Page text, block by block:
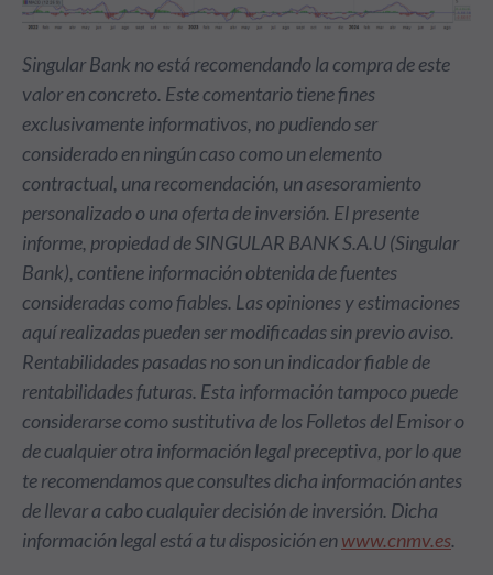
Singular Bank no está recomendando la compra de este
valor en concreto. Este comentario tiene fines
exclusivamente informativos, no pudiendo ser
considerado en ningún caso como un elemento
contractual, una recomendación, un asesoramiento
personalizado o una oferta de inversión. El presente
informe, propiedad de SINGULAR BANK S.A.U (Singular
Bank), contiene información obtenida de fuentes
consideradas como fiables. Las opiniones y estimaciones
aquí realizadas pueden ser modificadas sin previo aviso.
Rentabilidades pasadas no son un indicador fiable de
rentabilidades futuras. Esta información tampoco puede
considerarse como sustitutiva de los Folletos del Emisor o
de cualquier otra información legal preceptiva, por lo que
te recomendamos que consultes dicha información antes
de llevar a cabo cualquier decisión de inversión. Dicha
información legal está a tu disposición enwww.cnmv.es.